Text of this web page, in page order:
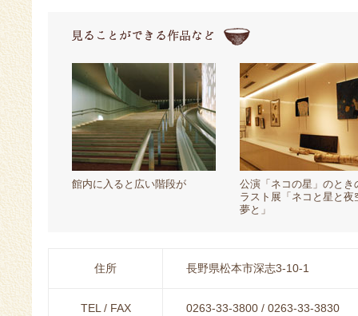
館内に入ると広い階段が
公演「ネコの星」のとき
ラスト展「ネコと星と夜
夢と」
住所 長野県松本市深志3-10-1
TEL / FAX 0263-33-3800 / 0263-33-3830